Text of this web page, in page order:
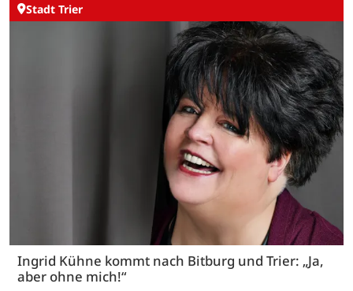
Stadt Trier
Ingrid Kühne kommt nach Bitburg und Trier: „Ja,
aber ohne mich!“